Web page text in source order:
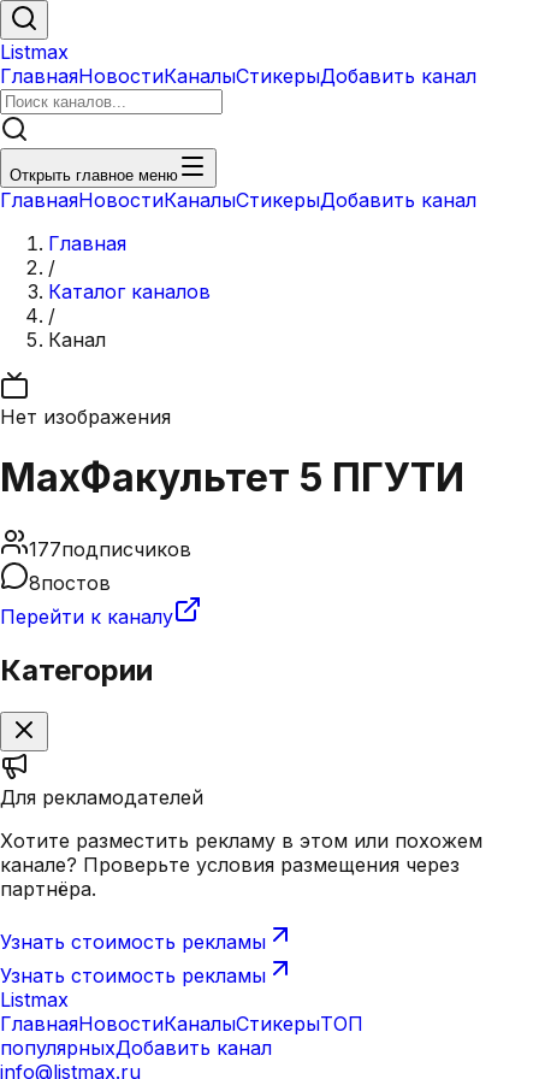
Listmax
ГлавнаяНовостиКаналыСтикерыДобавить канал
Открыть главное меню
ГлавнаяНовостиКаналыСтикерыДобавить канал
Главная
/
Каталог каналов
/
Канал
Нет изображения
MaxФакультет 5 ПГУТИ
177подписчиков
8постов
Перейти к каналу
Категории
Для рекламодателей
Хотите разместить рекламу в этом или похожем
канале? Проверьте условия размещения через
партнёра.
Узнать стоимость рекламы
Узнать стоимость рекламы
Listmax
ГлавнаяНовостиКаналыСтикерыТОП
популярныхДобавить канал
info@listmax.ru